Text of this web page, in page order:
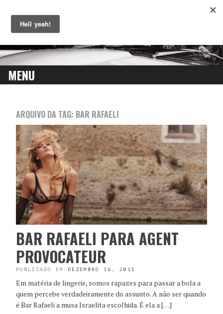
MENU
CONTENT
ARQUIVO DA TAG: BAR RAFAELI
BAR RAFAELI PARA AGENT
PROVOCATEUR
PUBLICADO EM DEZEMBRO 16, 2015
Em matéria de lingerie, somos rapazes para passar a bola a
quem percebe verdadeiramente do assunto. A não ser quando
é Bar Rafaeli a musa Israelita escolhida. É ela a […]